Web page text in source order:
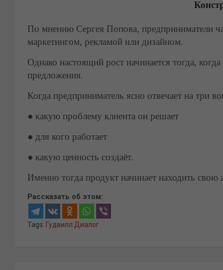
По мнению Сергея Попова, предприниматели
маркетингом, рекламой или дизайном.
Однако настоящий рост начинается тогда,
предложения.
Когда предприниматель ясно отвечает на три
● какую проблему клиента он решает
● для кого работает
● какую ценность создаёт.
Именно тогда продукт начинает находить свою
Рассказать об этом:
Tags: Гудвилл.Диалог